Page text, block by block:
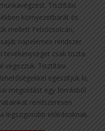
Tisztítási
környezetbarát és
mellett Felsőzsolcán,
napelemes rendszer
csak tiszta
végezzük. Tisztítási
egészítjük ki,
megoldást egy forrásból
rendszeresen
legszigorúbb előírásoknak.